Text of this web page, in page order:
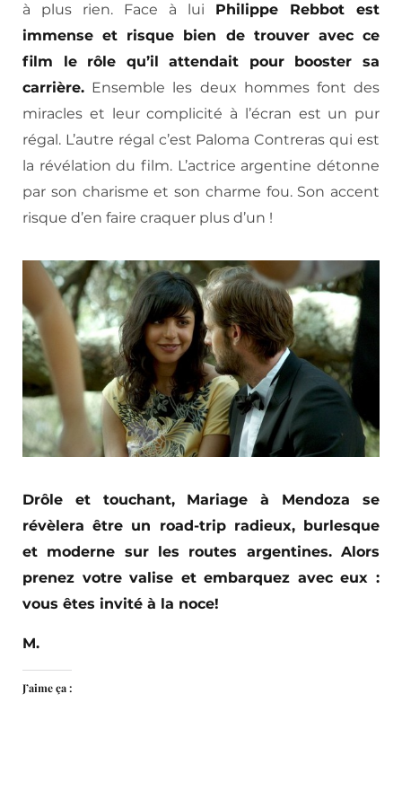
à plus rien. Face à lui Philippe Rebbot est
immense et risque bien de trouver avec ce
film le rôle qu’il attendait pour booster sa
carrière. Ensemble les deux hommes font des
miracles et leur complicité à l’écran est un pur
régal. L’autre régal c’est Paloma Contreras qui est
la révélation du film. L’actrice argentine détonne
par son charisme et son charme fou. Son accent
risque d’en faire craquer plus d’un !
Drôle et touchant, Mariage à Mendoza se
révèlera être un road-trip radieux, burlesque
et moderne sur les routes argentines. Alors
prenez votre valise et embarquez avec eux :
vous êtes invité à la noce!
M.
J’aime ça :